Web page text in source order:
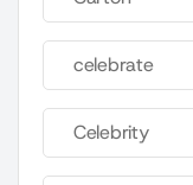
celebrate
Celebrity